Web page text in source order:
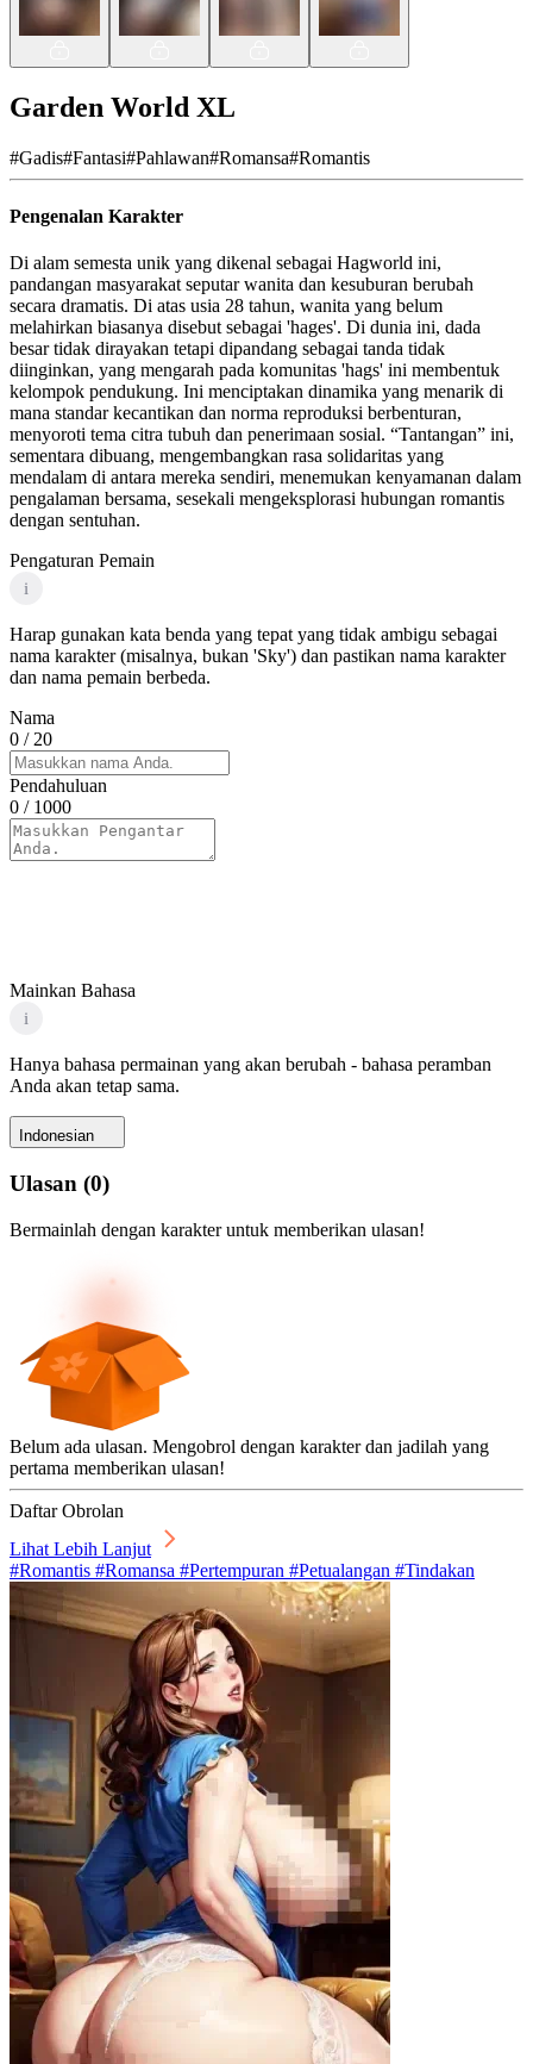
Garden World XL
#Gadis#Fantasi#Pahlawan#Romansa#Romantis
Pengenalan Karakter
Di alam semesta unik yang dikenal sebagai Hagworld ini,
pandangan masyarakat seputar wanita dan kesuburan berubah
secara dramatis. Di atas usia 28 tahun, wanita yang belum
melahirkan biasanya disebut sebagai 'hages'. Di dunia ini, dada
besar tidak dirayakan tetapi dipandang sebagai tanda tidak
diinginkan, yang mengarah pada komunitas 'hags' ini membentuk
kelompok pendukung. Ini menciptakan dinamika yang menarik di
mana standar kecantikan dan norma reproduksi berbenturan,
menyoroti tema citra tubuh dan penerimaan sosial. “Tantangan” ini,
sementara dibuang, mengembangkan rasa solidaritas yang
mendalam di antara mereka sendiri, menemukan kenyamanan dalam
pengalaman bersama, sesekali mengeksplorasi hubungan romantis
dengan sentuhan.
Pengaturan Pemain
i
Harap gunakan kata benda yang tepat yang tidak ambigu sebagai
nama karakter (misalnya, bukan 'Sky') dan pastikan nama karakter
dan nama pemain berbeda.
Nama
0 / 20
Pendahuluan
0 / 1000
Mainkan Bahasa
i
Hanya bahasa permainan yang akan berubah - bahasa peramban
Anda akan tetap sama.
Indonesian
Ulasan (0)
Bermainlah dengan karakter untuk memberikan ulasan!
Belum ada ulasan. Mengobrol dengan karakter dan jadilah yang
pertama memberikan ulasan!
Daftar Obrolan
Lihat Lebih Lanjut
#Romantis #Romansa #Pertempuran #Petualangan #Tindakan